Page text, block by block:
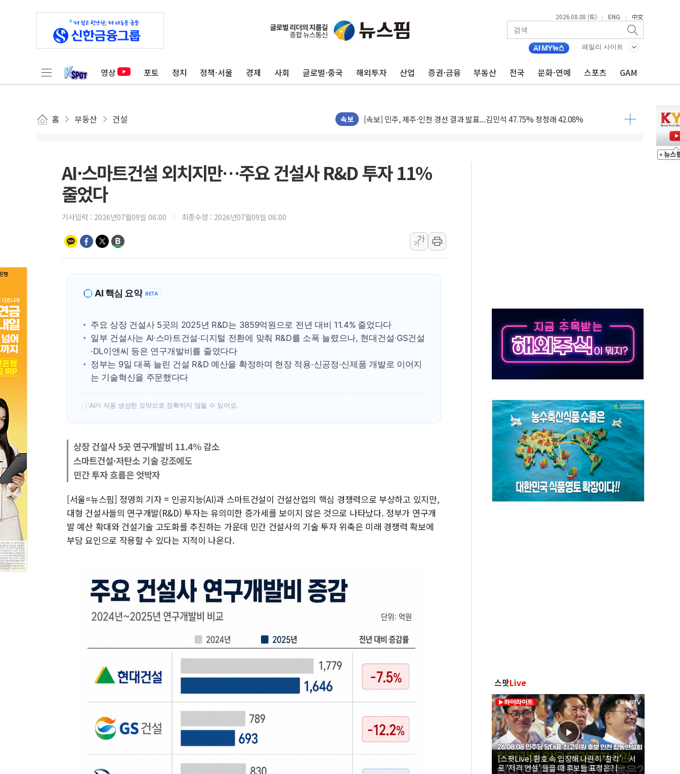
2026.08.08 (토) | ENG | 中文
패밀리 사이트
영상 포토 정치 정책·서울 경제 사회 글로벌·중국 해외투자 산업 증권·금융 부동산 전국 문화·연예 스포츠 GAM
홈 부동산 건설 속보
울진·영덕 '호우특보'-포항 '산사태 주의보'...경북도, 호우 피해·통제구간 없어
인천 합동연설회 나선 송영길·정청래·김민석 당대표 후보
김민석, 2주차 제주·인천 경선서 정청래에 승리...47.75% vs 42.08%
[속보] 민주, 제주·인천 경선 결과 발표...김민석 47.75% 정청래 42.08%
[속보] 민주, 인천 경선 결과 발표...김민석 45.09% 정청래 43.27% 송영길 11.63%
이번주 국내 주요 금융일정(8.10~8.14)
美, 이란전 출구전략 만지작…공습 한계·탄약 부족 현실화
李대통령 "결혼 때문에 손해 보는 일 없게"…'결혼 페널티' 22개 과제 손본다
여수 오동도 인근 해상서 모터보트 전복…1명 사망·1명 실종
'화합' 꺼낸 김민석에 '뻔뻔' 받아친 정청래…제주 연설서 신경전 고조
李대통령, ISA 개편 재검토 지시…與 "적극 환영"·野 "졸속 국정"
AI·스마트건설 외치지만…주요 건설사 R&D 투자 11%
줄었다
기사입력 : 2026년07월09일 06:00 최종수정 : 2026년07월09일 06:00
가
가
AI 핵심 요약 BETA
주요 상장 건설사 5곳의 2025년 R&D는 3859억원으로 전년 대비 11.4% 줄었다다
일부 건설사는 AI·스마트건설·디지털 전환에 맞춰 R&D를 소폭 늘렸으나, 현대건설·GS건설
·DL이앤씨 등은 연구개발비를 줄였다다
정부는 9일 대폭 늘린 건설 R&D 예산을 확정하며 현장 적용·신공정·신제품 개발로 이어지
는 기술혁신을 주문했다다
! AI가 자동 생성한 요약으로 정확하지 않을 수 있어요.
상장 건설사 5곳 연구개발비 11.4% 감소
스마트건설·저탄소 기술 강조에도
민간 투자 흐름은 엇박자
[서울=뉴스핌] 정영희 기자 = 인공지능(AI)과 스마트건설이 건설산업의 핵심 경쟁력으로 부상하고 있지만,
대형 건설사들의 연구개발(R&D) 투자는 유의미한 증가세를 보이지 않은 것으로 나타났다. 정부가 연구개
발 예산 확대와 건설기술 고도화를 추진하는 가운데 민간 건설사의 기술 투자 위축은 미래 경쟁력 확보에
부담 요인으로 작용할 수 있다는 지적이 나온다.
스팟Live
[스팟Live] 환호 속 입장해 나란히 ‘찰칵’…서
로 ‘저격 연설’ 들을 때 후보들 표정은? |